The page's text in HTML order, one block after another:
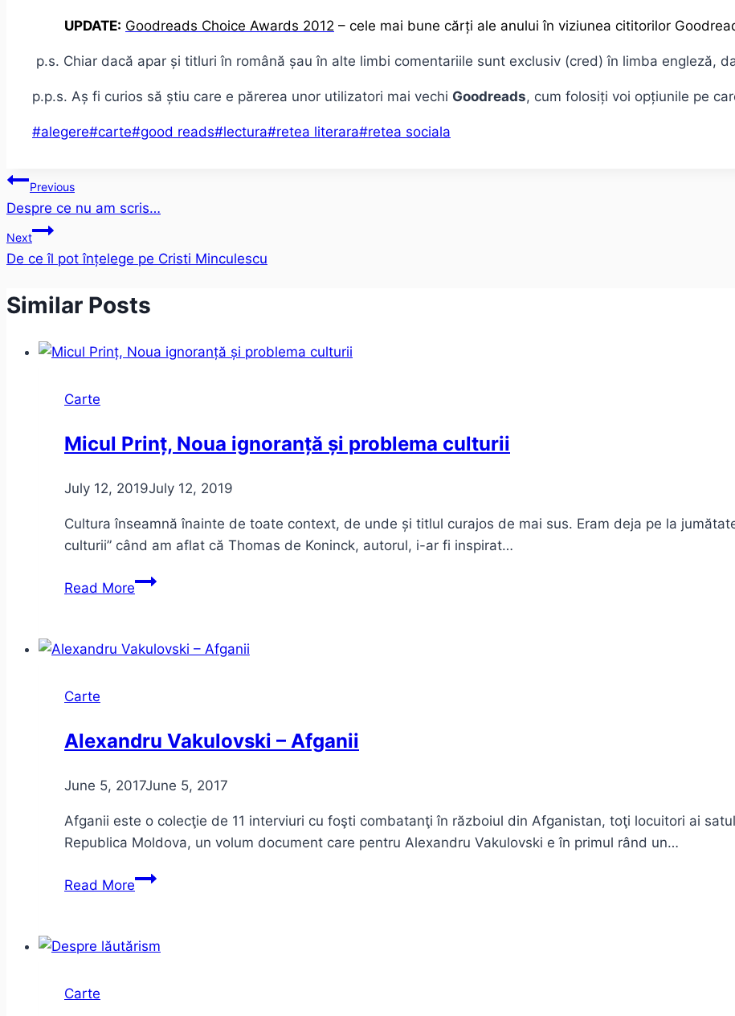
UPDATE: Goodreads Choice Awards 2012 – cele mai bune cărți ale anului în viziunea cititorilor
p.s. Chiar dacă apar și titluri în română șau în alte limbi comentariile sunt exclusiv (cred) în limba engleză,
p.p.s. Aș fi curios să știu care e părerea unor utilizatori mai vechi Goodreads, cum folosiți voi opțiunile pe
Post
#alegere#carte#good reads#lectura#retea literara#retea sociala
Post
navigation
Previous
Despre ce nu am scris…
Next
De ce îl pot înțelege pe Cristi Minculescu
Similar Posts
Carte
Micul Prinț, Noua ignoranță și problema culturii
July 12, 2019July 12, 2019
Cultura înseamnă înainte de toate context, de unde și titlul curajos de mai sus. Eram deja pe la
culturii” când am aflat că Thomas de Koninck, autorul, i-ar fi inspirat…
Read MoreMicul
ignoranță
Carte
Alexandru Vakulovski – Afganii
June 5, 2017June 5, 2017
Afganii este o colecţie de 11 interviuri cu foşti combatanţi în războiul din Afganistan, toţi locuitori ai
Republica Moldova, un volum document care pentru Alexandru Vakulovski e în primul rând un…
Read MoreAlexandru
Afganii
Carte